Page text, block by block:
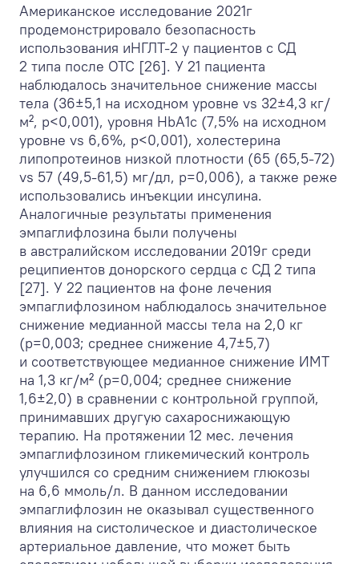
Американское исследование 2021г
продемонстрировало безопасность
использования иНГЛТ-2 у пациентов с СД
2 типа после ОТС [26]. У 21 пациента
наблюдалось значительное снижение массы
тела (36±5,1 на исходном уровне vs 32±4,3 кг/
м², p<0,001), уровня HbA1c (7,5% на исходном
уровне vs 6,6%, p<0,001), холестерина
липопротеинов низкой плотности (65 (65,5-72)
vs 57 (49,5-61,5) мг/дл, p=0,006), а также реже
использовались инъекции инсулина.
Аналогичные результаты применения
эмпаглифлозина были получены
в австралийском исследовании 2019г среди
реципиентов донорского сердца с СД 2 типа
[27]. У 22 пациентов на фоне лечения
эмпаглифлозином наблюдалось значительное
снижение медианной массы тела на 2,0 кг
(р=0,003; среднее снижение 4,7±5,7)
и соответствующее медианное снижение ИМТ
на 1,3 кг/м² (р=0,004; среднее снижение
1,6±2,0) в сравнении с контрольной группой,
принимавших другую сахароснижающую
терапию. На протяжении 12 мес. лечения
эмпаглифлозином гликемический контроль
улучшился со средним снижением глюкозы
на 6,6 ммоль/л. В данном исследовании
эмпаглифлозин не оказывал существенного
влияния на систолическое и диастолическое
артериальное давление, что может быть